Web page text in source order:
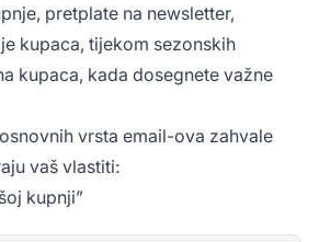
pretplate na newsletter,
kupaca, tijekom sezonskih
kupaca, kada dosegnete važne
vrsta email-ova zahvale
vaš vlastiti:
kupnji”